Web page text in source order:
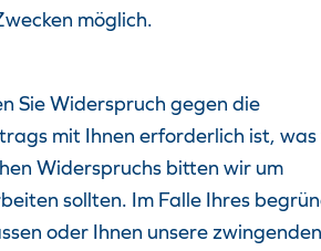
möglich.
Sie Widerspruch gegen die
mit Ihnen erforderlich ist, was
Widerspruchs bitten wir um
sollten. Im Falle Ihres
oder Ihnen unsere zwingenden